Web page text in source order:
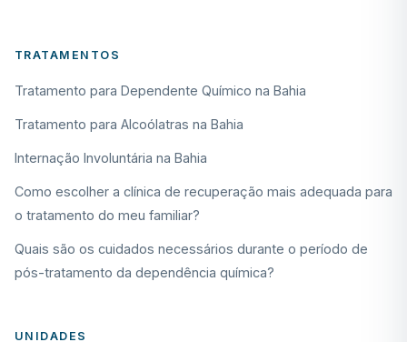
TRATAMENTOS
Tratamento para Dependente Químico na Bahia
Tratamento para Alcoólatras na Bahia
Internação Involuntária na Bahia
Como escolher a clínica de recuperação mais adequada para
o tratamento do meu familiar?
Quais são os cuidados necessários durante o período de
pós-tratamento da dependência química?
UNIDADES